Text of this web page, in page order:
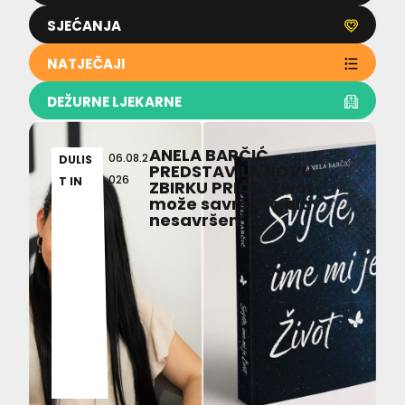
SJEĆANJA
NATJEČAJI
DEŽURNE LJEKARNE
DULIS
T IN
06.08.2
026
ANELA BARČIĆ
PREDSTAVILA NOVU
ZBIRKU PRIČA ‘Život
može savršeno biti
nesavršen’